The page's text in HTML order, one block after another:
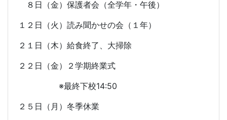
８日（金）保護者会（全学年・午後）
１２日（火）読み聞かせの会（１年）
２１日（木）給食終了、大掃除
２２日（金）２学期終業式
※最終下校14:50
２５日（月）冬季休業